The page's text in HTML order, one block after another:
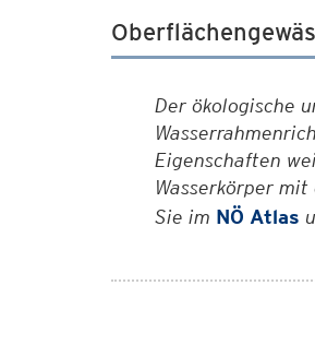
Der ökologische
Eigenschaften
Wasserkörper
Sie im NÖ Atlas